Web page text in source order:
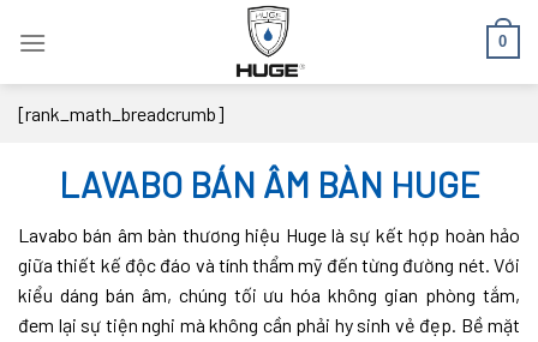
0
[rank_math_breadcrumb]
LAVABO BÁN ÂM BÀN HUGE
Lavabo bán âm bàn thương hiệu Huge là sự kết hợp hoàn hảo
giữa thiết kế độc đáo và tính thẩm mỹ đến từng đường nét. Với
kiểu dáng bán âm, chúng tối ưu hóa không gian phòng tắm,
đem lại sự tiện nghi mà không cần phải hy sinh vẻ đẹp. Bề mặt